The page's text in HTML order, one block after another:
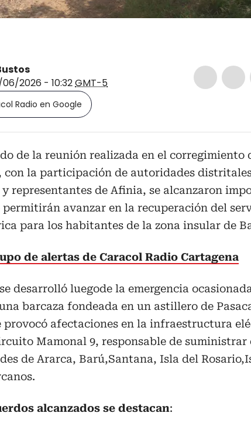
2026 - 10:32GMT-5
Radio en Google
de la reunión realizada en el corregimiento
con la participación de autoridades
representantes de Afinia, se alcanzaron
permitirán avanzar en la recuperación del
para los habitantes de la zona insular de
de alertas de Caracol Radio Cartagena
desarrolló luegode la emergencia
barcaza fondeada en un astillero de
provocó afectaciones en la infraestructura
Mamonal 9, responsable de suministrar
de Ararca, Barú,Santana, Isla del
alcanzados se destacan: